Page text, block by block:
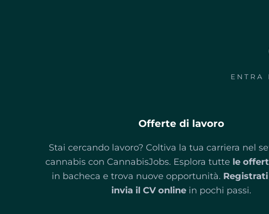
ENTRA
Offerte di lavoro
Stai cercando lavoro? Coltiva la tua carriera nel
cannabis con CannabisJobs. Esplora tutte le
in bacheca e trova nuove opportunità.
invia il CV onlinein pochi passi.